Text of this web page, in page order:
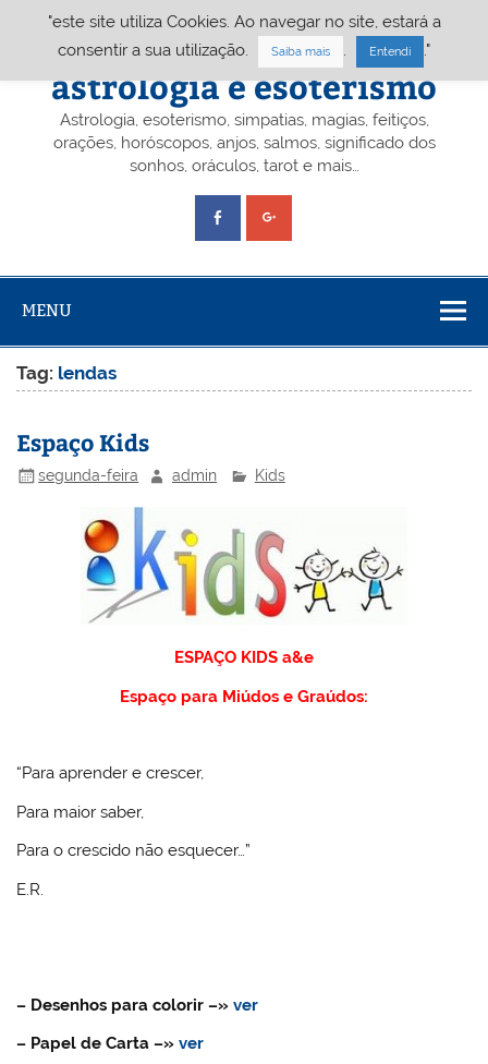
Portal A&E – Portal
astrologia e esoterismo
Astrologia, esoterismo, simpatias, magias, feitiços,
orações, horóscopos, anjos, salmos, significado dos
sonhos, oráculos, tarot e mais…
MENU
Tag: lendas
Espaço Kids
segunda-feira admin Kids
ESPAÇO KIDS a&e
Espaço para Miúdos e Graúdos:
“Para aprender e crescer,
Para maior saber,
Para o crescido não esquecer…”
E.R.
– Desenhos para colorir –»ver
– Papel de Carta –»ver
"este site utiliza Cookies. Ao navegar no site, estará a
consentir a sua utilização.
Saiba mais Entendi ."